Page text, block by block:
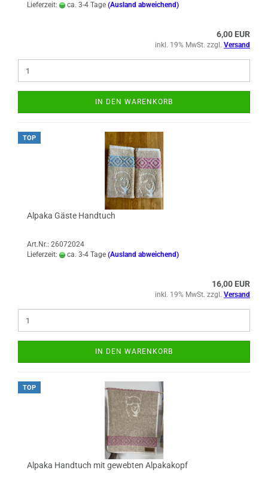
Lieferzeit:
ca. 3-4 Tage (Ausland abweichend)
6,00 EUR
inkl. 19% MwSt. zzgl. Versand
IN DEN WARENKORB
TOP
Alpaka Gäste Handtuch
Art.Nr.: 26072024
Lieferzeit:
ca. 3-4 Tage (Ausland abweichend)
16,00 EUR
inkl. 19% MwSt. zzgl. Versand
IN DEN WARENKORB
TOP
Alpaka Handtuch mit gewebten Alpakakopf